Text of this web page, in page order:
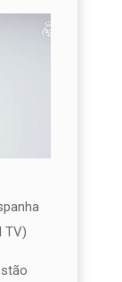
TV)